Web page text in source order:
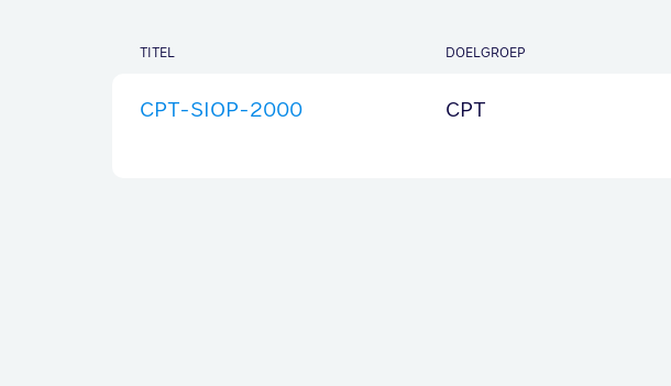
TITEL DOELGROEP
CPT-SIOP-2000 CPT
SKION-dagen